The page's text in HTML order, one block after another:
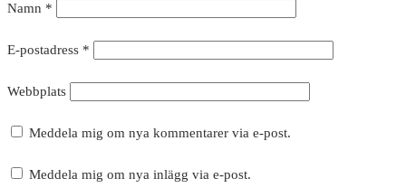
Namn *
E-postadress *
Webbplats
Meddela mig om nya kommentarer via e-post.
Meddela mig om nya inlägg via e-post.